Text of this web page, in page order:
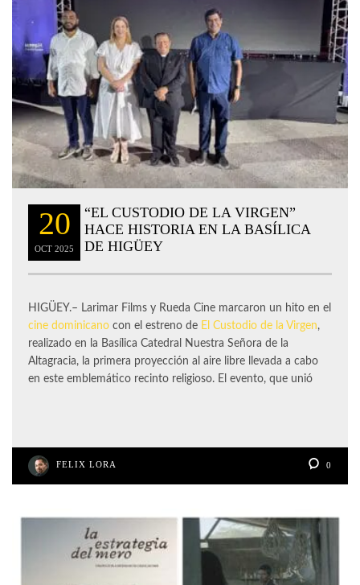
20
OCT 2025
“EL CUSTODIO DE LA VIRGEN”
HACE HISTORIA EN LA BASÍLICA
DE HIGÜEY
HIGÜEY.– Larimar Films y Rueda Cine marcaron un hito en el
cine dominicano con el estreno de El Custodio de la Virgen,
realizado en la Basílica Catedral Nuestra Señora de la
Altagracia, la primera proyección al aire libre llevada a cabo
en este emblemático recinto religioso. El evento, que unió
FELIX LORA 0